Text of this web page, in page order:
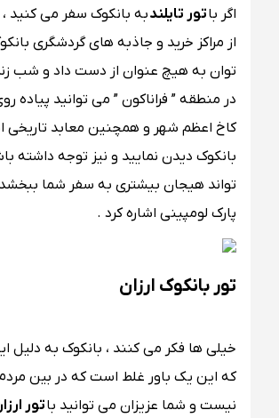
اگر باتور تایلندبه بانکوک سفر می کنید
از مراکز خرید و جاذبه های گردشگری
توان به هیچ عنوان از دست داد و شب
در منطقه ” فراناکون ” می توانید پیاده
کاخ اعظم شهر و همچنین معابد تاریخی
بانکوک دیدن نمایید و نیز توجه داشته
تواند هیجان بیشتری به سفر شما ببخشد
پارک لومپینی اشاره کرد .
تور بانکوک ارزان
خیلی ها فکر می کنند ، بانکوک به
که این یک باور غلط است که در بین مردم
نیست و شما عزیزان می توانید باتور